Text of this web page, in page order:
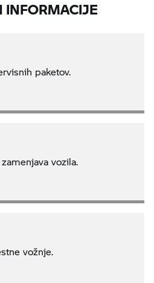
INFORMACIJE
paketov.
vozila.
vožnje.